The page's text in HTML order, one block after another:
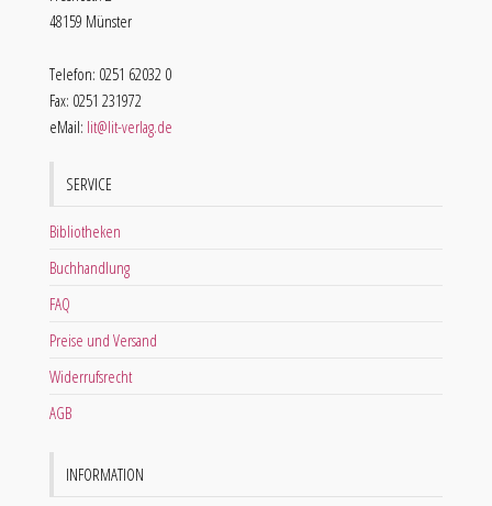
48159 Münster
Telefon: 0251 62032 0
Fax: 0251 231972
eMail: lit@lit-verlag.de
SERVICE
Bibliotheken
Buchhandlung
FAQ
Preise und Versand
Widerrufsrecht
AGB
INFORMATION